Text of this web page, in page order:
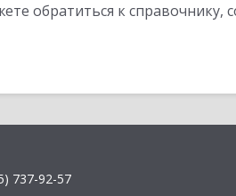
обратиться к справочнику,
737-92-57